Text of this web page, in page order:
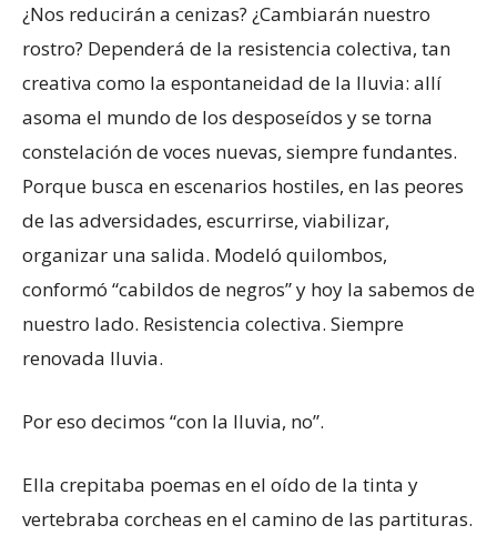
¿Nos reducirán a cenizas? ¿Cambiarán nuestro
rostro? Dependerá de la resistencia colectiva, tan
creativa como la espontaneidad de la lluvia: allí
asoma el mundo de los desposeídos y se torna
constelación de voces nuevas, siempre fundantes.
Porque busca en escenarios hostiles, en las peores
de las adversidades, escurrirse, viabilizar,
organizar una salida. Modeló quilombos,
conformó “cabildos de negros” y hoy la sabemos de
nuestro lado. Resistencia colectiva. Siempre
renovada lluvia.
Por eso decimos “con la lluvia, no”.
Ella crepitaba poemas en el oído de la tinta y
vertebraba corcheas en el camino de las partituras.